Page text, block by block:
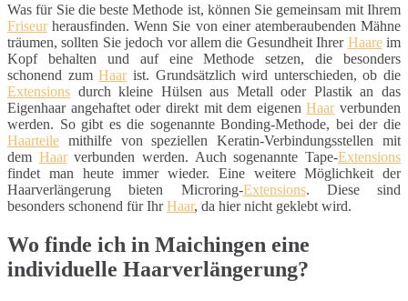
Was für Sie die beste Methode ist, können Sie gemeinsam mit Ihrem
Friseurherausfinden. Wenn Sie von einer atemberaubenden Mähne
träumen, sollten Sie jedoch vor allem die Gesundheit Ihrer Haareim
Kopf behalten und auf eine Methode setzen, die besonders
schonend zumHaarist. Grundsätzlich wird unterschieden, ob die
Extensions durch kleine Hülsen aus Metall oder Plastik an das
Eigenhaar angehaftet oder direkt mit dem eigenenHaarverbunden
werden. So gibt es die sogenannte Bonding-Methode, bei der die
Haarteile mithilfe von speziellen Keratin-Verbindungsstellen mit
dem Haarverbunden werden. Auch sogenannte Tape-Extensions
findet man heute immer wieder. Eine weitere Möglichkeit der
Haarverlängerung bieten Microring-Extensions. Diese sind
besonders schonend für IhrHaar, da hier nicht geklebt wird.
Wo finde ich in Maichingen eine
individuelle Haarverlängerung?